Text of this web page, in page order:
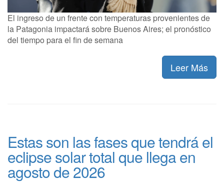
El ingreso de un frente con temperaturas provenientes de
la Patagonia impactará sobre Buenos Aires; el pronóstico
del tiempo para el fin de semana
Leer Más
Estas son las fases que tendrá el
eclipse solar total que llega en
agosto de 2026